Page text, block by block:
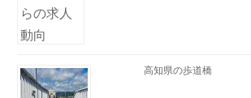
高知県の歩道橋